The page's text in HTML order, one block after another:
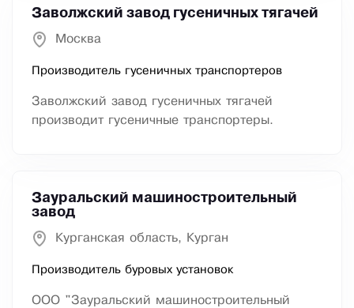
Заволжский завод гусеничных тягачей
Москва
Производитель гусеничных транспортеров
Заволжский завод гусеничных тягачей
производит гусеничные транспортеры.
Зауральский машиностроительный
завод
Курганская область, Курган
Производитель буровых установок
ООО "Зауральский машиностроительный